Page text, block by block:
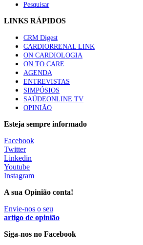
mama triplo negativo
elegíveis para inibidores PD-(L)1
61 visualizações
Especialistas defendem mais
para ajudar a controlar a
57 visualizações
MAIS NOTÍCIAS
Tudo sobre branqueamento dentário
30 Nov, 2025
Quando o valor se torna o verdadeiro
17 Nov, 2025|0 Comments
Pesquisar
LINKS RÁPIDOS
CRM Digest
CARDIORRENAL LINK
ON CARDIOLOGIA
ON TO CARE
AGENDA
ENTREVISTAS
SIMPÓSIOS
SAÚDEONLINE.TV
OPINIÃO
Esteja sempre informado
Facebook
Twitter
Linkedin
Youtube
Instagram
A sua Opinião conta!
Envie-nos o seu
artigo de opinião
Siga-nos no Facebook